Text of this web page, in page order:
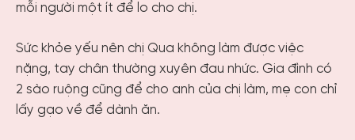
mỗi người một ít để lo cho chị.
Sức khỏe yếu nên chị Qua không làm được việc
nặng, tay chân thường xuyên đau nhức. Gia đình có
2 sào ruộng cũng để cho anh của chị làm, mẹ con chỉ
lấy gạo về để dành ăn.